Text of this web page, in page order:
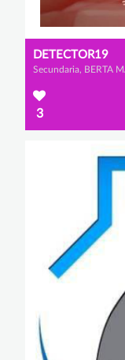
DETECTOR19
3